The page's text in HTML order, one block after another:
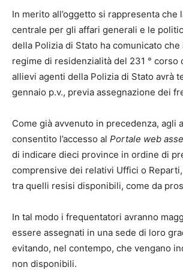
In merito all’oggetto si rappresenta che
centrale per gli affari generali e le
della Polizia di Stato ha comunicato
regime di residenzialità del 231 ° corso
allievi agenti della Polizia di Stato avrà
gennaio p.v., previa assegnazione dei
Come già avvenuto in precedenza, agli
consentito l’accesso al Portale web
di indicare dieci province in ordine di
comprensive dei relativi Uffici o
tra quelli resisi disponibili, come da
In tal modo i frequentatori avranno
essere assegnati in una sede di loro
evitando, nel contempo, che vengano
non disponibili.